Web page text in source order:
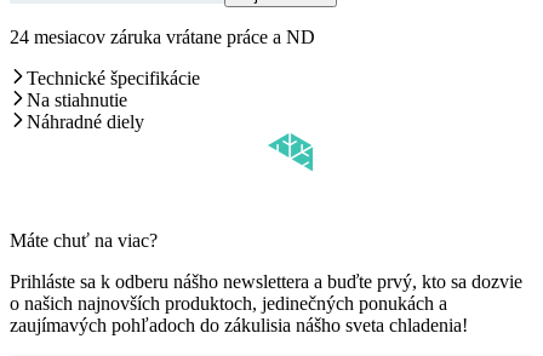
24 mesiacov záruka vrátane práce a ND
Technické špecifikácie
Na stiahnutie
Náhradné diely
Máte chuť na viac?
Prihláste sa k odberu nášho newslettera a buďte prvý, kto sa dozvie
o našich najnovších produktoch, jedinečných ponukách a
zaujímavých pohľadoch do zákulisia nášho sveta chladenia!